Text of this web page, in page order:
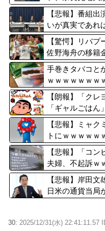
帰」に落とし穴
【悲報】番組
いが真実であれ
演者から性被害
【驚愕】リバ
佐野海舟の移籍
ツ幹部も認める
手巻きタバコと
ｗｗｗｗｗｗｗ
【朗報】「クレ
「ギャルごはん
【悲報】ミャ
トにｗｗｗｗｗ
【悲報】「コ
夫婦、不起訴ｗ
【悲報】岸田
日米の通貨当局
30: 2025/12/31(水) 22:41:11.57